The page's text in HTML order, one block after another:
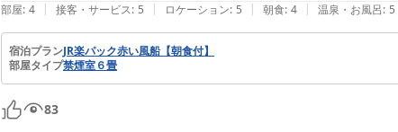
部屋: 4 | 接客・サービス: 5 | ロケーション: 5 | 朝食: 4 | 温泉・お風呂: 5
宿泊プランJR楽パック赤い風船【朝食付】
部屋タイプ禁煙室６畳
83